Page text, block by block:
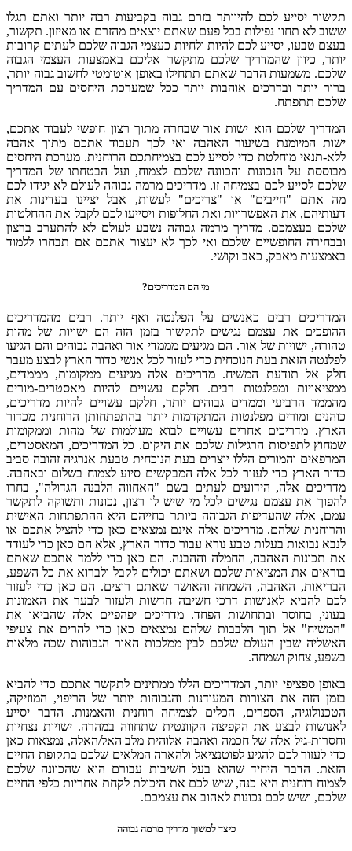
תקשור יסייע לכם להיוותר בזרם גבוה בקביעות רבה יותר ואתם תגלו
ששוב לא תחוו נפילות בכל פעם שאתם יוצאים מהזרם או מאיזון. תקשור,
בעצם טבעו, יסייע לכם להיות ולחיות כעצמי הגבוה שלכם לעתים קרובות
יותר, כיוון שהמדריך שלכם מתקשר אליכם באמצעות העצמי הגבוה
שלכם. משמעות הדבר שאתם תתחילו באופן אוטומטי לחשוב גבוה יותר,
ברור יותר ובדרכים אוהבות יותר ככל שמערכת היחסים עם המדריך
שלכם תתפתח.
המדריך שלכם הוא ישות אור שבחרה מתוך רצון חופשי לעבוד אתכם,
ישות המיומנת בשיעור האהבה ואי לכך תעבוד אתכם מתוך אהבה
ללא-תנאי מוחלטת כדי לסייע לכם בצמיחתכם הרוחנית. מערכת היחסים
מבוססת על הנכונות והכוונה שלכם לצמוח, ועל הבטחתו של המדריך
שלכם לסייע לכם בצמיחה זו. מדריכים מרמה גבוהה לעולם לא יגידו לכם
מה אתם "חייבים" או "צריכים" לעשות, אבל יציינו בעדינות את
דעותיהם, את האפשרויות ואת החלופות ויסייעו לכם לקבל את ההחלטות
שלכם בעצמכם. מדריך מרמה גבוהה נשבע לעולם לא להתערב ברצון
ובבחירה החופשיים שלכם ואי לכך לא יעצור אתכם אם תבחרו ללמוד
באמצעות מאבק, כאב וקושי.
מי הם המדריכים?
המדריכים רבים כאנשים על הפלנטה ואף יותר. רבים מהמדריכים
ההופכים את עצמם נגישים לתקשור בזמן הזה הם ישויות של מהות
טהורה, ישויות של אור. הם מגיעים מממדי אור ואהבה גבוהים והם הגיעו
לפלנטה הזאת בעת הנוכחית כדי לעזור לכל אנשי כדור הארץ לבצע מעבר
חלק אל תודעת המשיח. מדריכים אלה מגיעים ממקומות, מממדים,
ממציאויות ומפלנטות רבים. חלקם עשויים להיות מאסטרים-מורים
מהממד הרביעי וממדים גבוהים יותר, חלקם עשויים להיות מדריכים,
כוהנים ומורים מפלנטות המתקדמות יותר בהתפתחותן הרוחנית מכדור
הארץ. מדריכים אחרים עשויים לבוא מעולמות של מהות וממקומות
שמחוץ לתפיסות הרגילות שלכם את היקום. כל המדריכים, המאסטרים,
המרפאים והמורים הללו יוצרים בעת הנוכחית טבעת אנרגיה זהובה סביב
כדור הארץ כדי לעזור לכל אלה המבקשים סיוע לצמוח בשלום ובאהבה.
מדריכים אלה, הידועים לעתים בשם "האחווה הלבנה הגדולה", בחרו
להפוך את עצמם נגישים לכל מי שיש לו רצון, נכונות ותשוקה לתקשר
עמם, אלה שהעדיפות הגבוהה ביותר בחייהם היא ההתפתחות האישית
והרוחנית שלהם. מדריכים אלה אינם נמצאים כאן כדי להציל אתכם או
לנבא נבואות בעלות טבע נורא עבור כדור הארץ, אלא הם כאן כדי לעודד
את תכונות האהבה, החמלה וההבנה. הם כאן כדי ללמד אתכם שאתם
בוראים את המציאות שלכם ושאתם יכולים לקבל ולברוא את כל השפע,
הבריאות, האהבה, השמחה והאושר שאתם רוצים. הם כאן כדי לעזור
לכם להביא לאנושות דרכי חשיבה חדשות ולעזור לבער את האמונות
בעוני, בחוסר ובתחושות הפחד. מדריכים יפהפיים אלה שהביאו את
"המשיח" אל תוך הלבבות שלהם נמצאים כאן כדי להרים את צעיפי
האשליה שבין העולם שלכם לבין ממלכות האור הגבוהות שכה מלאות
בשפע, צחוק ושמחה.
באופן ספציפי יותר, המדריכים הללו ממתינים לתקשר אתכם כדי להביא
בזמן הזה את הצורות המעודנות והגבוהות יותר של הריפוי, המוזיקה,
הטכנולוגיה, הספרים, הכלים לצמיחה רוחנית והאמנות. הדבר יסייע
לאנושות לבצע את הקפיצה הקוונטית שתחווה במהרה. ישויות נצחיות
וחסרות-גיל אלה של חכמה ואהבה אלוהית מלב האל/האלה, נמצאות כאן
כדי לעזור לכם להגיע לפוטנציאל ולהארה המלאים שלכם בתקופת החיים
הזאת. הדבר היחיד שהוא בעל חשיבות עבורם הוא שהכוונה שלכם
לצמוח רוחנית היא כנה, שיש לכם את היכולת לקחת אחריות כלפי החיים
שלכם, ושיש לכם נכונות לאהוב את עצמכם.
כיצד למשוך מדריך מרמה גבוהה